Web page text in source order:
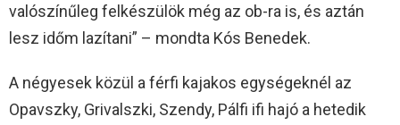
valószínűleg felkészülök még az ob-ra is, és aztán
lesz időm lazítani” – mondta Kós Benedek.
A négyesek közül a férfi kajakos egységeknél az
Opavszky, Grivalszki, Szendy, Pálfi ifi hajó a hetedik